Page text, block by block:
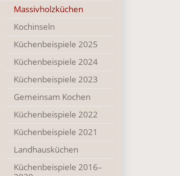
Massivholzküchen
Kochinseln
Küchenbeispiele 2025
Küchenbeispiele 2024
Küchenbeispiele 2023
Gemeinsam Kochen
Küchenbeispiele 2022
Küchenbeispiele 2021
Landhausküchen
Küchenbeispiele 2016–